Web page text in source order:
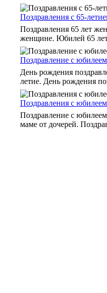
Поздравления с 65-
Поздравления 65 лет
женщине. Юбилей 65
Поздравление с
День рождения
летие. День рождения
Поздравления с
Поздравление с
маме от дочерей.